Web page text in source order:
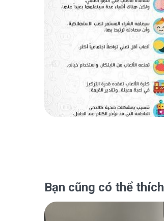
Bạn cũng có thể thích